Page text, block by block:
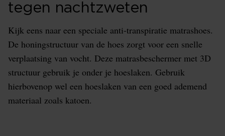
tegen nachtzweten
Kijk eens naar een speciale anti-transpiratie matrashoes.
De honingstructuur van de hoes zorgt voor een snelle
verplaatsing van vocht. Deze matrasbeschermer met 3D
structuur gebruik je onder je hoeslaken. Gebruik
hierbovenop wel een hoeslaken van een goed ademend
materiaal zoals katoen.